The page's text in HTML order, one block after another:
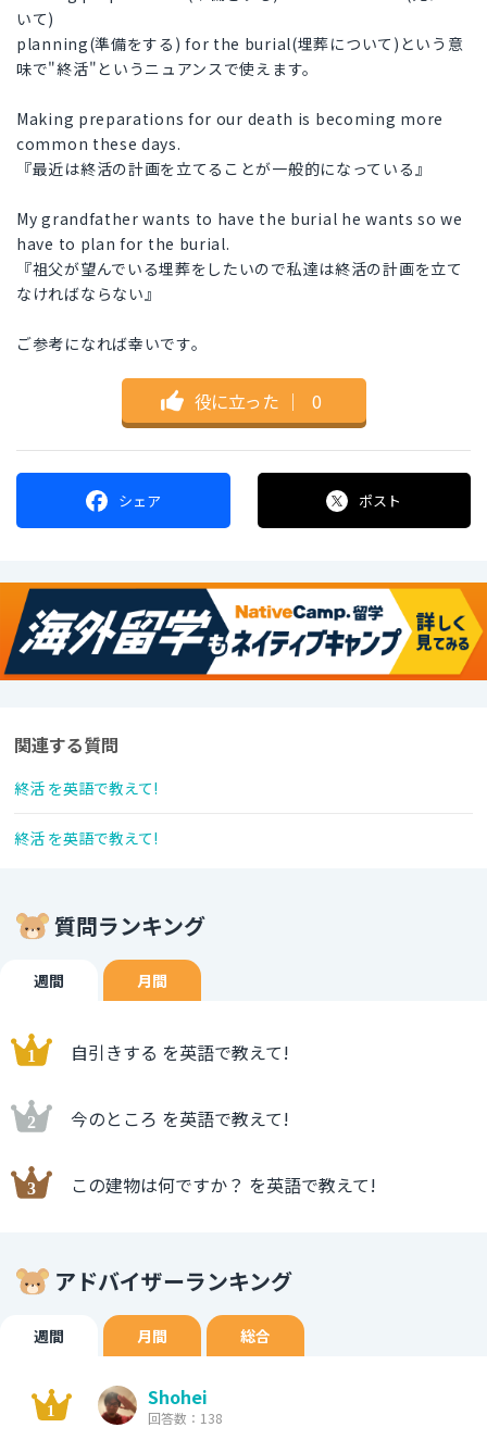
いて)
planning(準備をする) for the burial(埋葬について)という意
味で"終活"というニュアンスで使えます。
Making preparations for our death is becoming more
common these days.
『最近は終活の計画を立てることが一般的になっている』
My grandfather wants to have the burial he wants so we
have to plan for the burial.
『祖父が望んでいる埋葬をしたいので私達は終活の計画を立て
なければならない』
ご参考になれば幸いです。
役に立った ｜ 0
シェア ポスト
関連する質問
終活 を英語で教えて!
終活 を英語で教えて!
質問ランキング
週間 月間
自引きする を英語で教えて!
今のところ を英語で教えて!
この建物は何ですか？ を英語で教えて!
アドバイザーランキング
週間 月間 総合
Shohei
回答数：138